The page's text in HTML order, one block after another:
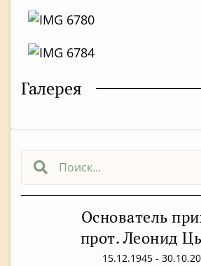
Основатель
прот. Леонид
15.12.1945 -
Галерея